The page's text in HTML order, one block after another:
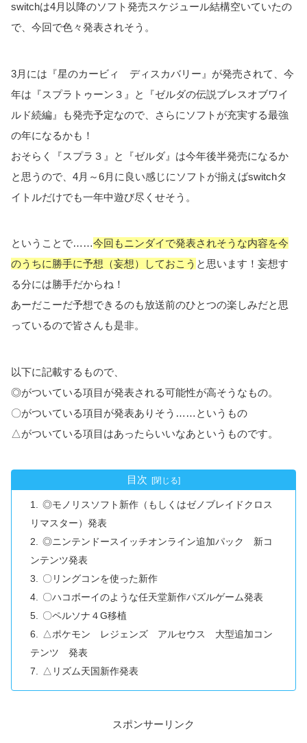
switchは4月以降のソフト発売スケジュール結構空いていたの
で、今回で色々発表されそう。
3月には『星のカービィ ディスカバリー』が発売されて、今
年は『スプラトゥーン３』と『ゼルダの伝説ブレスオブワイ
ルド続編』も発売予定なので、さらにソフトが充実する最強
の年になるかも！
おそらく『スプラ３』と『ゼルダ』は今年後半発売になるか
と思うので、4月～6月に良い感じにソフトが揃えばswitchタ
イトルだけでも一年中遊び尽くせそう。
ということで……今回もニンダイで発表されそうな内容を今
のうちに勝手に予想（妄想）しておこう と思います！妄想す
る分には勝手だからね！
あーだこーだ予想できるのも放送前のひとつの楽しみだと思
っているので皆さんも是非。
以下に記載するもので、
◎がついている項目が発表される可能性が高そうなもの。
〇がついている項目が発表ありそう……というもの
△がついている項目はあったらいいなあというものです。
目次
◎モノリスソフト新作（もしくはゼノブレイドクロス
リマスター）発表
◎ニンテンドースイッチオンライン追加パック 新コ
ンテンツ発表
〇リングコンを使った新作
〇ハコボーイのような任天堂新作パズルゲーム発表
〇ペルソナ４G移植
△ポケモン レジェンズ アルセウス 大型追加コン
テンツ 発表
△リズム天国新作発表
スポンサーリンク